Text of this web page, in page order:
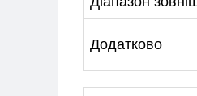
Додатково